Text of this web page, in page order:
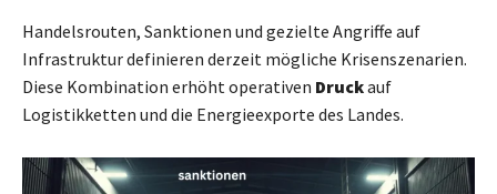
Handelsrouten, Sanktionen und gezielte Angriffe auf
Infrastruktur definieren derzeit mögliche Krisenszenarien.
Diese Kombination erhöht operativen Druckauf
Logistikketten und die Energieexporte des Landes.